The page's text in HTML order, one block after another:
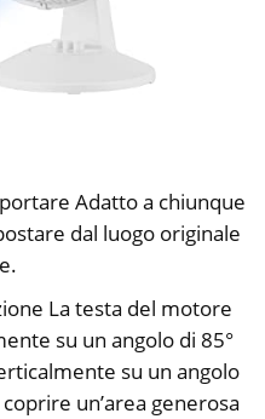
Adatto a chiunque
dal luogo originale
La testa del motore
su un angolo di 85°
su un angolo
un’area generosa